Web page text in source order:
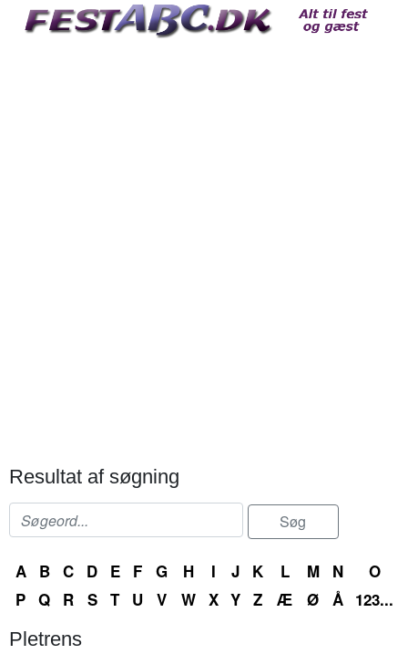
Resultat af søgning
A B C D E F G H I J K L M N
O
P Q R S T U V W X Y Z Æ Ø Å 123...
Pletrens